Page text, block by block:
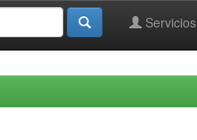
Servicios